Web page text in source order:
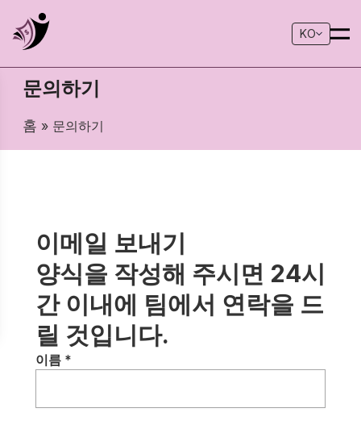
KO
문의하기
홈 » 문의하기
이메일 보내기
양식을 작성해 주시면 24시
간 이내에 팀에서 연락을 드
릴 것입니다.
이름 *